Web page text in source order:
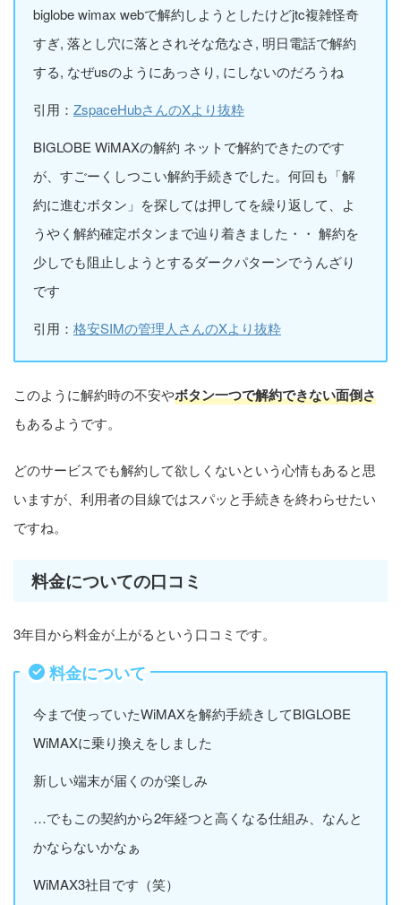
biglobe wimax webで解約しようとしたけどjtc複雑怪奇
すぎ, 落とし穴に落とされそな危なさ, 明日電話で解約
する, なぜusのようにあっさり, にしないのだろうね
引用： ZspaceHubさんのXより抜粋
BIGLOBE WiMAXの解約 ネットで解約できたのです
が、すごーくしつこい解約手続きでした。何回も「解
約に進むボタン」を探しては押してを繰り返して、よ
うやく解約確定ボタンまで辿り着きました・・ 解約を
少しでも阻止しようとするダークパターンでうんざり
です
引用： 格安SIMの管理人さんのXより抜粋
このように解約時の不安やボタン一つで解約できない面倒さ
もあるようです。
どのサービスでも解約して欲しくないという心情もあると思
いますが、利用者の目線ではスパッと手続きを終わらせたい
ですね。
料金についての口コミ
3年目から料金が上がるという口コミです。
料金について
今まで使っていたWiMAXを解約手続きしてBIGLOBE
WiMAXに乗り換えをしました
新しい端末が届くのが楽しみ
…でもこの契約から2年経つと高くなる仕組み、なんと
かならないかなぁ
WiMAX3社目です（笑）